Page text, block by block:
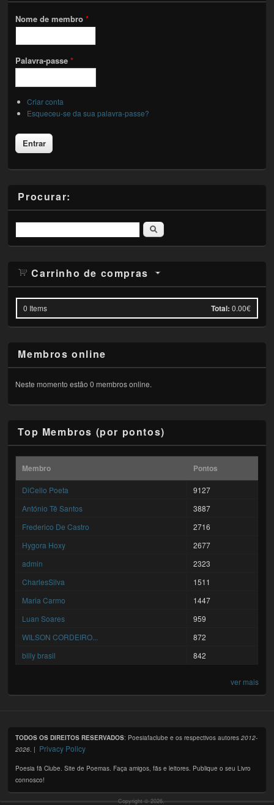
Nome de membro*
Palavra-passe*
Criar conta
Esqueceu-se da sua palavra-passe?
Procurar:
Pesquisar
Carrinho de compras
0 Items Total: 0.00€
Membros online
Neste momento estão 0 membros online.
Top Membros (por pontos)
Membro Pontos
DiCello Poeta
9127
António Tê Santos
3887
Frederico De Castro
2716
Hygora Hoxy
2677
admin
2323
CharlesSilva
1511
Maria Carmo
1447
Luan Soares
959
WILSON CORDEIRO...
872
billy brasil
842
ver mais
TODOS OS DIREITOS RESERVADOS: Poesiafaclube e os respectivos autores2012-
2026. | Privacy Policy
Poesia fã Clube. Site de Poemas. Faça amigos, fãs e leitores. Publique o seu Livro
connosco!
Copyright © 2026,